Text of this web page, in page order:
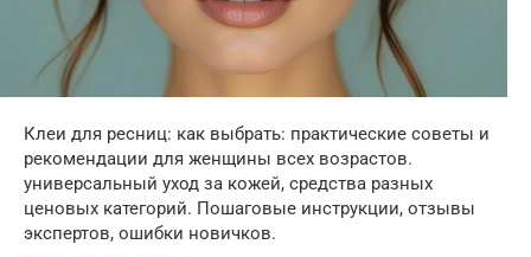
Клеи для ресниц: как выбрать: практические советы и
рекомендации для женщины всех возрастов.
универсальный уход за кожей, средства разных
ценовых категорий. Пошаговые инструкции, отзывы
экспертов, ошибки новичков.